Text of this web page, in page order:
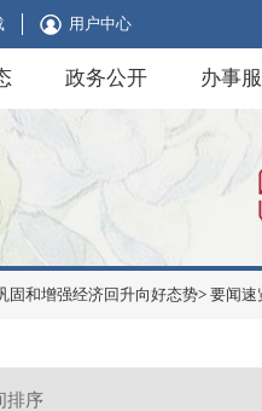
用户中心
政务公开 办事
固和增强经济回升向好态势> 要闻速
排序